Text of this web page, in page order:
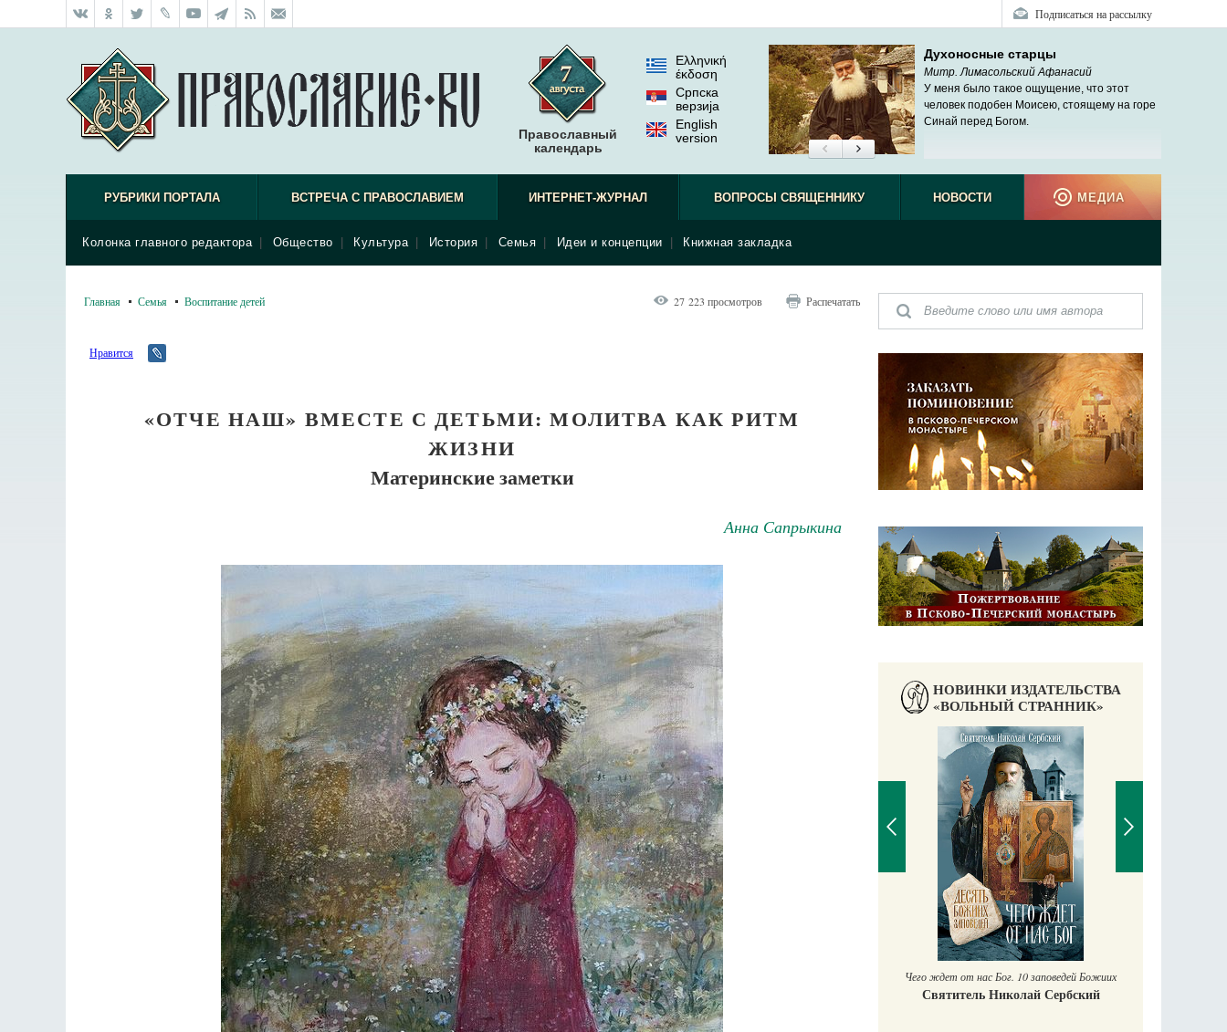
Подписаться на рассылку
Православный
календарь
Ελληνική
έκδοση
Српска
верзиjа
English
version
Духоносные старцы
Митр. Лимасольский Афанасий
У меня было такое ощущение, что этот
человек подобен Моисею, стоящему на горе
Синай перед Богом.
РУБРИКИ ПОРТАЛА ВСТРЕЧА С ПРАВОСЛАВИЕМ ИНТЕРНЕТ-ЖУРНАЛ
Колонка главного редактора Общество Культура История Семья Идеи и концепции Книжная закладка
ВОПРОСЫ СВЯЩЕННИКУ НОВОСТИ МЕДИА
Главная Семья Воспитание детей 27 223 просмотров Распечатать
Нравится
«ОТЧЕ НАШ» ВМЕСТЕ С ДЕТЬМИ: МОЛИТВА КАК РИТМ
ЖИЗНИ
Материнские заметки
Анна Сапрыкина
НОВИНКИ ИЗДАТЕЛЬСТВА
«ВОЛЬНЫЙ СТРАННИК»
Разлуки не будет
Фредерика де Грааф Как найти своё место в жизни
Кирилл Мурышев
Великомученик Георгий Победоносец. Научись у
Роман Котов Чего ждет от нас Бог. 10 заповедей Божиих
Святитель Николай Сербский